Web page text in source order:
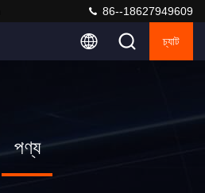
86--18627949609
চ্যাট
পণ্য